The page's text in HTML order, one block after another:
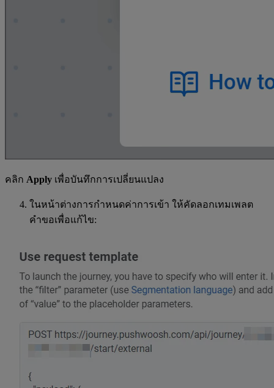
คลิก Apply เพื่อบันทึกการเปลี่ยนแปลง
ในหน้าต่างการกำหนดค่าการเข้า ให้คัดลอกเทมเพลต
คำขอเพื่อแก้ไข: